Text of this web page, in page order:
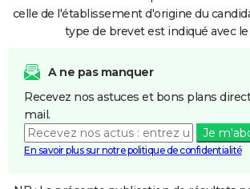
celle de l'établissement d'origine du
type de brevet est indiqué avec
A ne pas manquer
Recevez nos astuces et bons plans
mail.
Je
En savoir plus sur notre politique de confidentialité